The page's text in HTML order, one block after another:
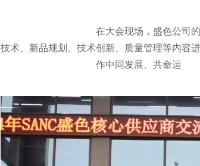
在大会现场，盛色公司
技术、新品规划、技术创新、质量管理等内容
作中同发展、共命运